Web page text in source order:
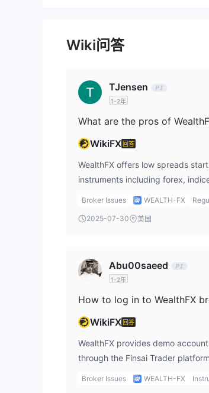
白银账户：白银账户最低存款为$500
黄金账户
PLATINUM ：Platinum账户最低存
ECN ：原始账户ECN的最低存款金额
提供 模拟账户账户
Wealth FX根据资产类别和账户类型
外汇交易的点差受账户类型影响，特
根据账户类型，点差范围从Bronze
Platinum账户的点差为1点，ECN账户
WealthFX为交易者提供热门的
MAC设备。
存款和取款
Wealth FX提供方便灵活的存款选项
$10,000。
Wiki问答
TJensen
1-2年
What are the pros of
WikiFX 回答
WealthFX offers low spreads
instruments including forex,
provides multiple account types
Broker Issues WEALTH-FX
2025-07-30 美国
Abu00saeed
1-2年
How to log in to WealthFX
WikiFX 回答
WealthFX provides demo
through the Finsai Trader
log in using the credentials
Broker Issues WEALTH-FX